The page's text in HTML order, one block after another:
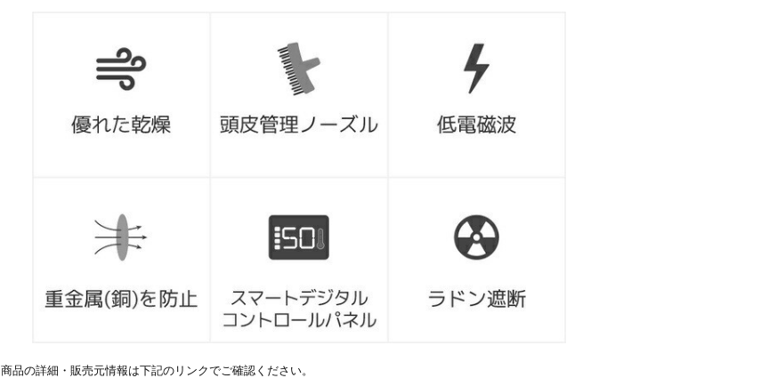
商品の詳細・販売元情報は下記のリンクでご確認ください。